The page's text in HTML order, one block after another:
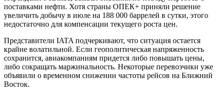
поставками нефти. Хотя страны ОПЕК+ приняли решение
увеличить добычу в июле на 188 000 баррелей в сутки, этого
недостаточно для компенсации текущего роста цен.
Представители IATA подчеркивают, что ситуация остается
крайне волатильной. Если геополитическая напряженность
сохранится, авиакомпаниям придется либо повышать цены,
либо сокращать маржинальность. Некоторые перевозчики уже
объявили о временном снижении частоты рейсов на Ближний
Восток.